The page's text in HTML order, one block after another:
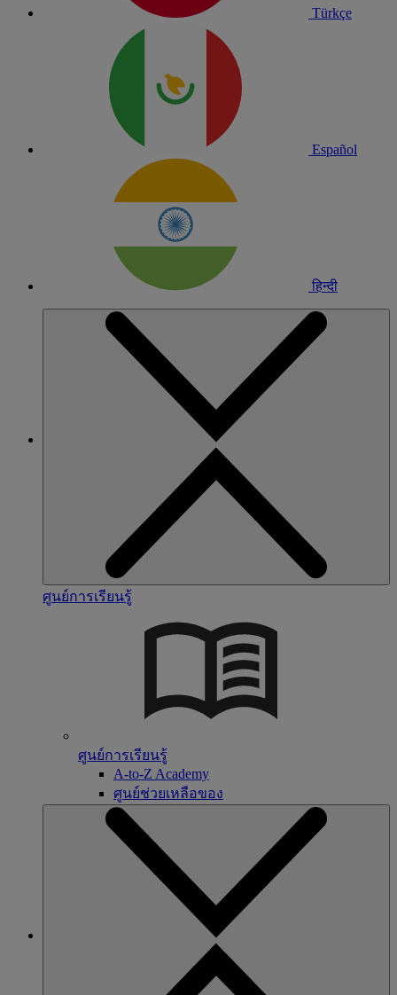
Türkçe
Español
हिन्दी
ศูนย์การเรียนรู้
ศูนย์การเรียนรู้
A-to-Z Academy
ศูนย์ช่วยเหลือของ